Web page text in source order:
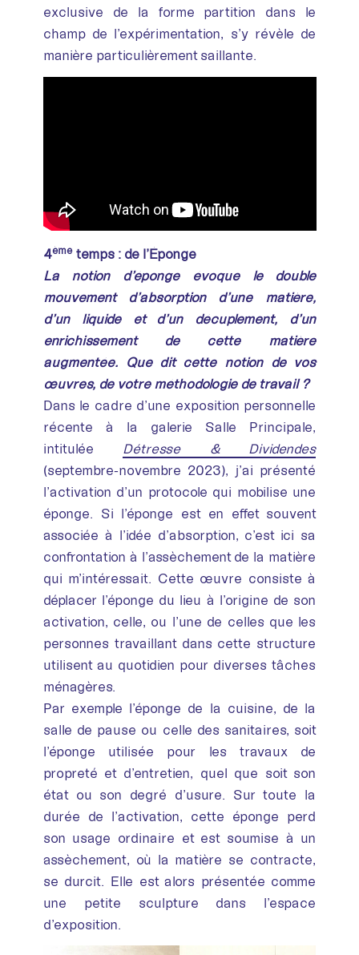
exclusive de la forme partition dans le
champ de l’expérimentation, s’y révèle de
manière particulièrement saillante.
4èmetemps : de l’Éponge
La notion d’éponge évoque le double
mouvement d’absorption d’une matière,
d’un liquide et d’un décuplement, d’un
enrichissement de cette matière
augmentée. Que dit cette notion de vos
œuvres, de votre méthodologie de travail ?
Dans le cadre d’une exposition personnelle
récente à la galerie Salle Principale,
intitulée Détresse & Dividendes
(septembre-novembre 2023), j’ai présenté
l’activation d’un protocole qui mobilise une
éponge. Si l’éponge est en effet souvent
associée à l’idée d’absorption, c’est ici sa
confrontation à l’assèchement de la matière
qui m’intéressait. Cette œuvre consiste à
déplacer l’éponge du lieu à l’origine de son
activation, celle, ou l’une de celles que les
personnes travaillant dans cette structure
utilisent au quotidien pour diverses tâches
ménagères.
Par exemple l’éponge de la cuisine, de la
salle de pause ou celle des sanitaires, soit
l’éponge utilisée pour les travaux de
propreté et d’entretien, quel que soit son
état ou son degré d’usure. Sur toute la
durée de l’activation, cette éponge perd
son usage ordinaire et est soumise à un
assèchement, où la matière se contracte,
se durcit. Elle est alors présentée comme
une petite sculpture dans l’espace
d’exposition.